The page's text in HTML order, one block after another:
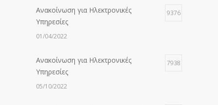
Ανακοίνωση για Ηλεκτρονικές
Υπηρεσίες
9376
01/04/2022
Ανακοίνωση για Ηλεκτρονικές
Υπηρεσίες
7938
05/10/2022